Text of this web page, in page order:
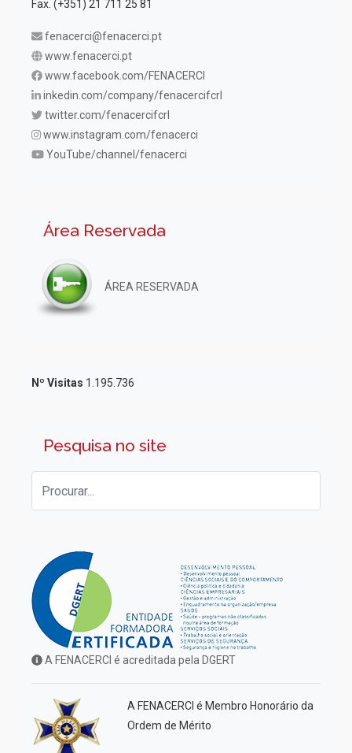
Fax. (+351) 21 711 25 81
fenacerci@fenacerci.pt
www.fenacerci.pt
www.facebook.com/FENACERCI
inkedin.com/company/fenacercifcrl
twitter.com/fenacercifcrl
www.instagram.com/fenacerci
YouTube/channel/fenacerci
Área Reservada
ÁREA RESERVADA
Nº Visitas 1.195.736
Pesquisa no site
A FENACERCI é acreditada pela DGERT
A FENACERCI é Membro Honorário da
Ordem de Mérito